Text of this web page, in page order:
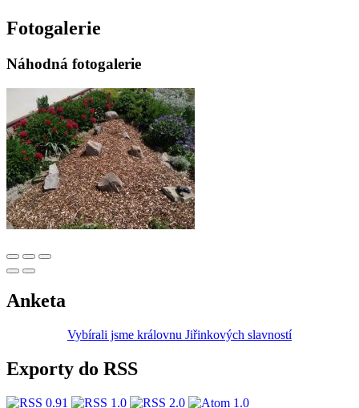
Fotogalerie
Náhodná fotogalerie
Anketa
Vybírali jsme královnu Jiřinkových slavností
Exporty do RSS